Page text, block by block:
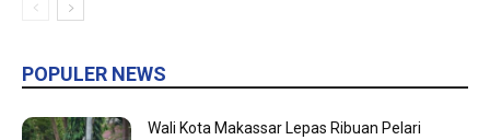
POPULER NEWS
Wali Kota Makassar Lepas Ribuan Pelari